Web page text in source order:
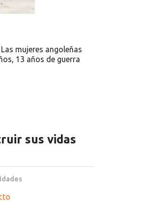
mujeres angoleñas
13 años de guerra
sus vidas